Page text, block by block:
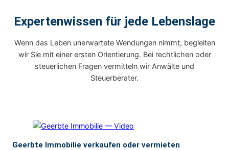
Expertenwissen für jede Lebenslage
Wenn das Leben unerwartete Wendungen nimmt, begleiten
wir Sie mit einer ersten Orientierung. Bei rechtlichen oder
steuerlichen Fragen vermitteln wir Anwälte und
Steuerberater.
Geerbte Immobilie verkaufen oder vermieten